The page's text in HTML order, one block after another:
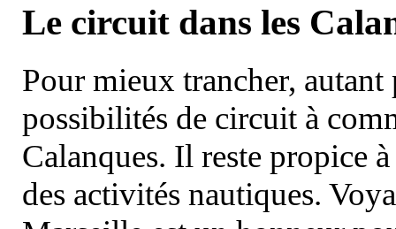
Le circuit dans les
Pour mieux trancher, autant
possibilités de circuit à
Calanques. Il reste propice
des activités nautiques.